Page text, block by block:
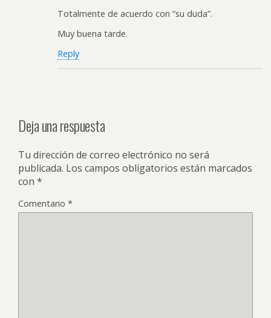
Totalmente de acuerdo con “su duda”.
Muy buena tarde.
Reply
Deja una respuesta
Tu dirección de correo electrónico no será
publicada. Los campos obligatorios están marcados
con *
Comentario *